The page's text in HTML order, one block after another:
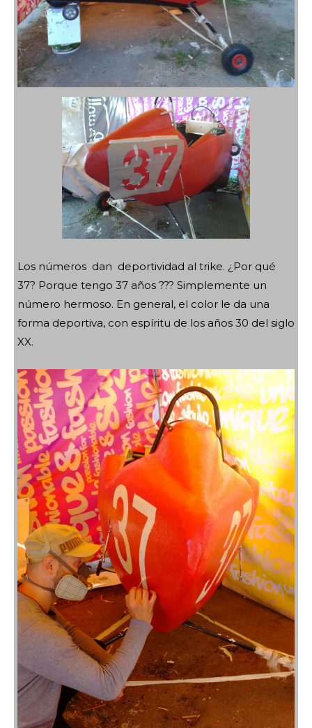
Los números dan deportividad al trike. ¿Por qué
37? Porque tengo 37 años ??? Simplemente un
número hermoso. En general, el color le da una
forma deportiva, con espíritu de los años 30 del siglo
XX.